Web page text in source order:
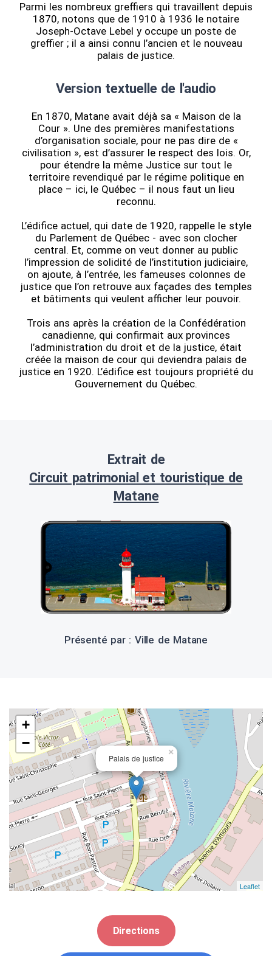
Parmi les nombreux greffiers qui travaillent depuis
1870, notons que de 1910 à 1936 le notaire
Joseph-Octave Lebel y occupe un poste de
greffier ; il a ainsi connu l’ancien et le nouveau
palais de justice.
Version textuelle de l'audio
En 1870, Matane avait déjà sa « Maison de la
Cour ». Une des premières manifestations
d’organisation sociale, pour ne pas dire de «
civilisation », est d’assurer le respect des lois. Or,
pour étendre la même Justice sur tout le
territoire revendiqué par le régime politique en
place – ici, le Québec – il nous faut un lieu
reconnu.
L’édifice actuel, qui date de 1920, rappelle le style
du Parlement de Québec - avec son clocher
central. Et, comme on veut donner au public
l’impression de solidité de l’institution judiciaire,
on ajoute, à l’entrée, les fameuses colonnes de
justice que l’on retrouve aux façades des temples
et bâtiments qui veulent afficher leur pouvoir.
Trois ans après la création de la Confédération
canadienne, qui confirmait aux provinces
l’administration du droit et de la justice, était
créée la maison de cour qui deviendra palais de
justice en 1920. L’édifice est toujours propriété du
Gouvernement du Québec.
Extrait de
Circuit patrimonial et touristique de
Matane
Présenté par : Ville de Matane
Palais de justice
×
+
−
Leaflet
Directions